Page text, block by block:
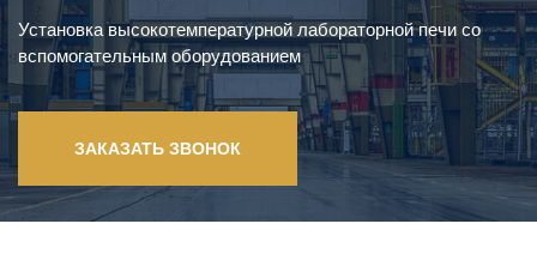
Установка высокотемпературной лабораторной печи со
вспомогательным оборудованием
ЗАКАЗАТЬ ЗВОНОК